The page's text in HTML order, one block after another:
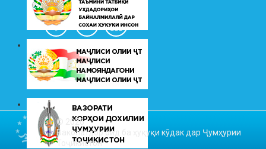
© 2026
Ваколатдор оид ба ҳуқуқи кӯдак дар Ҷумҳурии
Тоҷикистон